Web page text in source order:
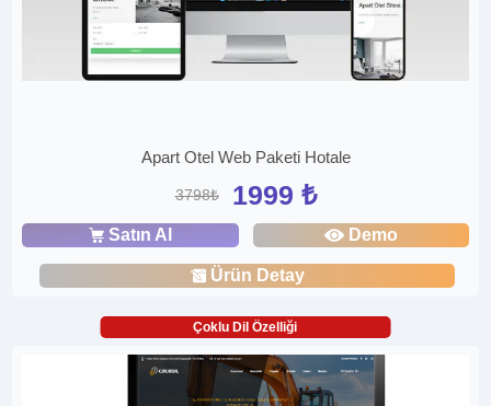
Apart Otel Web Paketi Hotale
3798₺ 1999 ₺
Satın Al Demo
Ürün Detay
Çoklu Dil Özelliği